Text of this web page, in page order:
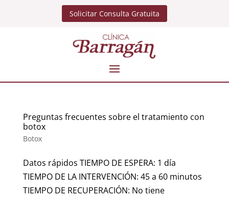
Solicitar Consulta Gratuita
Preguntas frecuentes sobre el tratamiento con
botox
Botox
Datos rápidos TIEMPO DE ESPERA: 1 día
TIEMPO DE LA INTERVENCIÓN: 45 a 60 minutos
TIEMPO DE RECUPERACIÓN: No tiene